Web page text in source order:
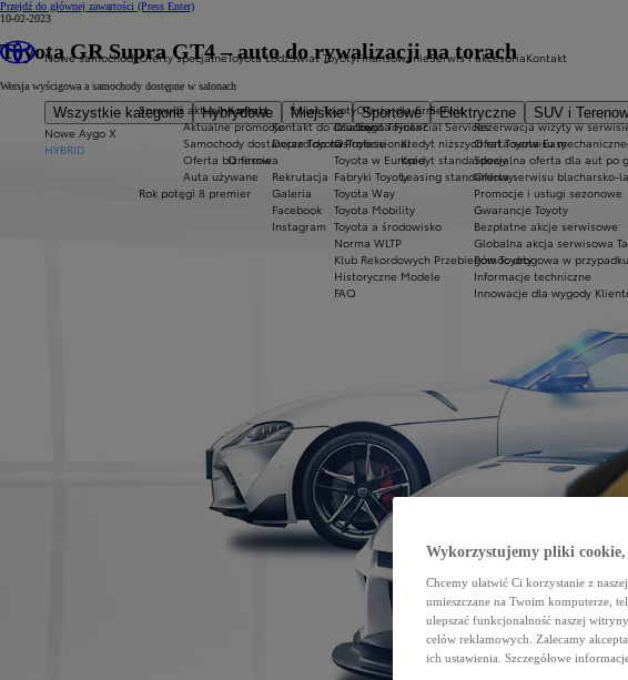
Przejdź do głównej zawartości (Press Enter)
Nowe samochody
Wszystkie kategorie Hybrydowe Miejskie Sportowe Elektryczne SUV i
Nowe Aygo X
HYBRID
Oferty specjalne
Sprawdź aktualne oferty
Aktualne promocje
Samochody dostawcze Toyota Professional
Oferta biznesowa
Auta używane
Rok potęgi 8 premier
Toyota Łódź
Kontakt
Kontakt do działów
Dojazd do nas
O firmie
Rekrutacja
Galeria
Facebook
Instagram
Świat Toyoty
Świat Toyoty
Dlaczego Toyota?
O Toyocie
Toyota w Europie
Fabryki Toyoty
Toyota Way
Toyota Mobility
Toyota a środowisko
Norma WLTP
Klub Rekordowych Przebiegów Toyoty
Historyczne Modele
FAQ
Finansowanie
Oferta dla firm
Toyota Financial Services
Kredyt niższych rat Toyota Easy
Kredyt standardowy
Leasing standardowy
Serwis i akcesoria
Serwis
Rezerwacja wizyty w
Oferta serwisu
Specjalna oferta dla aut po
Oferta serwisu blacharsko-
Promocje i usługi sezonowe
Gwarancje Toyoty
Bezpłatne akcje serwisowe
Globalna akcja serwisowa
Pomoc drogowa w
Informacje techniczne
Innowacje dla wygody
Kontakt
10-02-2023
Toyota GR Supra GT4 – auto do rywalizacji na torach
Wersja wyścigowa a samochody dostępne w salonach
Wykorzystujemy pliki cookie,
Chcemy ułatwić Ci korzystanie z
umieszczane na Twoim komputerze,
ulepszać funkcjonalność naszej
celów reklamowych. Zalecamy
ich ustawienia. Szczegółowe